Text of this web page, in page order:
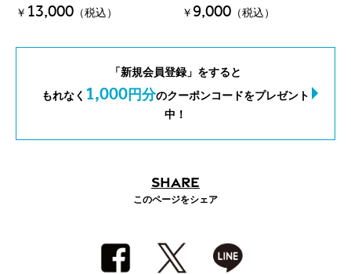
￥ 13,000 （税込） ￥ 9,000 （税込）
「新規会員登録」をすると
もれなく 1,000円分のクーポンコードをプレゼント
中！
SHARE
このページをシェア